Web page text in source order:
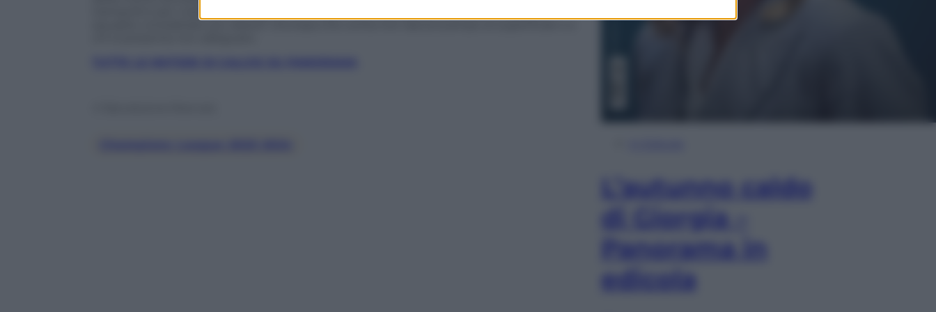
squadre considerate più deboli. L’Europa che conta non lascia scampo ai superficiali o a
L’autunno caldo
di Giorgia –
Panorama in
edicola